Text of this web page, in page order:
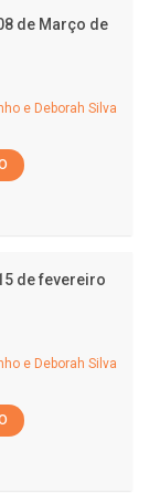
de Março de
e Deborah Silva
de fevereiro
e Deborah Silva